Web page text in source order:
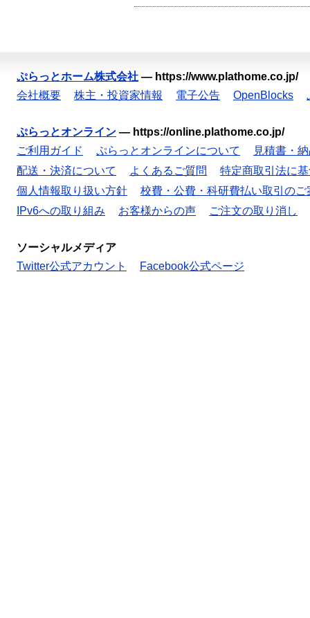
ぷらっとホーム株式会社 — https://www.plathome.co.jp/
会社概要
株主・投資家情報 電子公告 OpenBlocks
ぷらっとオンライン — https://online.plathome.co.jp/
ご利用ガイド
ぷらっとオンラインについて
見積書・
配送・決済について
よくあるご質問
特定商取引法に
個人情報取り扱い方針
校費・公費・科研費払い取引のご
IPv6への取り組み
お客様からの声 ご注文の取り消し
ソーシャルメディア
Twitter公式アカウント
Facebook公式ページ